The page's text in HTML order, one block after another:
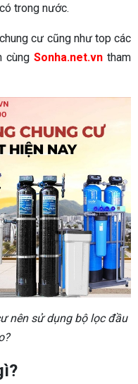
trong nước.
cư cũng như top các
cùng Sonha.net.vntham
nên sử dụng bộ lọc đầu